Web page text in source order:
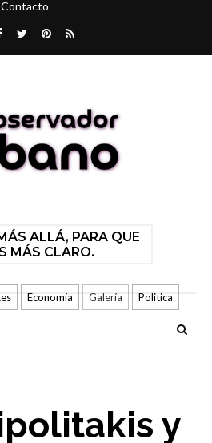
Contacto
ALLÁ, PARA QUE
MÁS CLARO.
Economía Galería Politica
y